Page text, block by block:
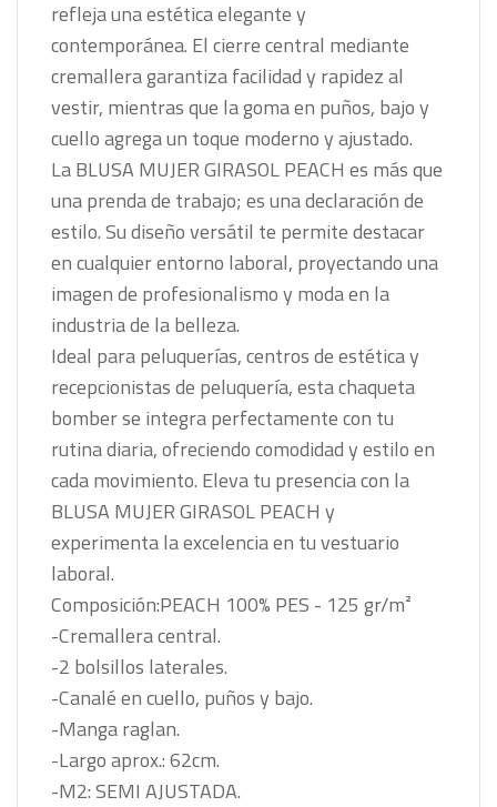
refleja una estética elegante y
contemporánea. El cierre central mediante
cremallera garantiza facilidad y rapidez al
vestir, mientras que la goma en puños, bajo y
cuello agrega un toque moderno y ajustado.
La BLUSA MUJER GIRASOL PEACH es más que
una prenda de trabajo; es una declaración de
estilo. Su diseño versátil te permite destacar
en cualquier entorno laboral, proyectando una
imagen de profesionalismo y moda en la
industria de la belleza.
Ideal para peluquerías, centros de estética y
recepcionistas de peluquería, esta chaqueta
bomber se integra perfectamente con tu
rutina diaria, ofreciendo comodidad y estilo en
cada movimiento. Eleva tu presencia con la
BLUSA MUJER GIRASOL PEACH y
experimenta la excelencia en tu vestuario
laboral.
Composición:PEACH 100% PES - 125 gr/m²
-Cremallera central.
-2 bolsillos laterales.
-Canalé en cuello, puños y bajo.
-Manga raglan.
-Largo aprox.: 62cm.
-M2: SEMI AJUSTADA.